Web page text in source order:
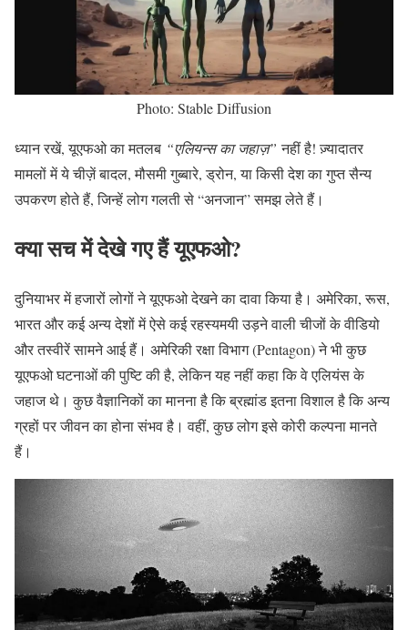
Photo: Stable Diffusion
ध्यान रखें, यूएफओ का मतलब “एलियन्स का जहाज़” नहीं है! ज़्यादातर
मामलों में ये चीज़ें बादल, मौसमी गुब्बारे, ड्रोन, या किसी देश का गुप्त सैन्य
उपकरण होते हैं, जिन्हें लोग गलती से “अनजान” समझ लेते हैं।
क्या सच में देखे गए हैं यूएफओ?
दुनियाभर में हजारों लोगों ने यूएफओ देखने का दावा किया है। अमेरिका, रूस,
भारत और कई अन्य देशों में ऐसे कई रहस्यमयी उड़ने वाली चीजों के वीडियो
और तस्वीरें सामने आई हैं। अमेरिकी रक्षा विभाग (Pentagon) ने भी कुछ
यूएफओ घटनाओं की पुष्टि की है, लेकिन यह नहीं कहा कि वे एलियंस के
जहाज थे। कुछ वैज्ञानिकों का मानना है कि ब्रह्मांड इतना विशाल है कि अन्य
ग्रहों पर जीवन का होना संभव है। वहीं, कुछ लोग इसे कोरी कल्पना मानते
हैं।